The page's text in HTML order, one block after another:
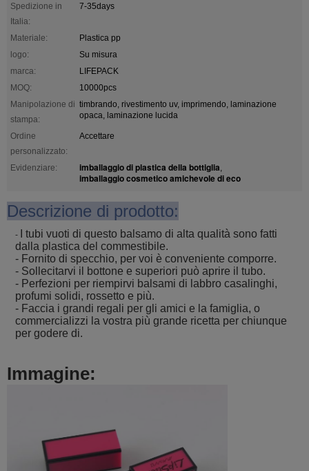
Spedizione in
Italia:
7-35days
Materiale:
Plastica pp
logo:
Su misura
marca:
LIFEPACK
MOQ:
10000pcs
Manipolazione di
stampa:
timbrando, rivestimento uv, imprimendo, laminazione
opaca, laminazione lucida
Ordine
personalizzato:
Accettare
Evidenziare: imballaggio di plastica della bottiglia,
imballaggio cosmetico amichevole di eco
Descrizione di prodotto:
-
I tubi vuoti di questo balsamo di alta qualità sono fatti
dalla plastica del commestibile.
- Fornito di specchio, per voi è conveniente comporre.
- Sollecitarvi il bottone e superiori può aprire il tubo.
- Perfezioni per riempirvi balsami di labbro casalinghi,
profumi solidi, rossetto e più.
- Faccia i grandi regali per gli amici e la famiglia, o
commercializzi la vostra più grande ricetta per chiunque
per godere di.
Immagine: